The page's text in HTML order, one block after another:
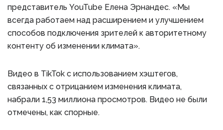
представитель YouTube Елена Эрнандес. «Мы
всегда работаем над расширением и улучшением
способов подключения зрителей к авторитетному
контенту об изменении климата».
Видео в TikTok с использованием хэштегов,
связанных с отрицанием изменения климата,
набрали 1,53 миллиона просмотров. Видео не были
отмечены, как спорные.